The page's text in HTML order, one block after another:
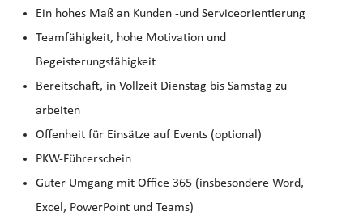
Ein hohes Maß an Kunden -und Serviceorientierung
Teamfähigkeit, hohe Motivation und
Begeisterungsfähigkeit
Bereitschaft, in Vollzeit Dienstag bis Samstag zu
arbeiten
Offenheit für Einsätze auf Events (optional)
PKW-Führerschein
Guter Umgang mit Office 365 (insbesondere Word,
Excel, PowerPoint und Teams)